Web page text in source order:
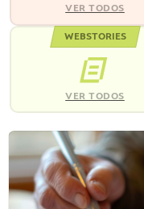
VER TODOS
WEBSTORIES
VER TODOS